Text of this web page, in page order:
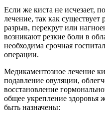
Если же киста не исчезает,
лечение, так как
разрыв, перекрут или
возникают резкие боли в
необходима срочная
операции.
Медикаментозное лечение
подавление овуляции,
восстановление
общее укрепление здоровья
быть назначены: